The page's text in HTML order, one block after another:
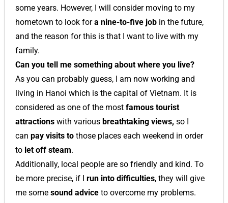
some years. However, I will consider moving to my
hometown to look fora nine-to-five job in the future,
and the reason for this is that I want to live with my
family.
Can you tell me something about where you live?
As you can probably guess, I am now working and
living in Hanoi which is the capital of Vietnam. It is
considered as one of the most famous tourist
attractions with various breathtaking views, so I
can pay visits to those places each weekend in order
to let off steam.
Additionally, local people are so friendly and kind. To
be more precise, if I run into difficulties, they will give
me some sound advice to overcome my problems.